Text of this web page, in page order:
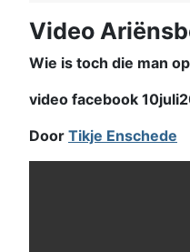
Video
Wie is toch die man
video facebook
Door Tikje Enschede